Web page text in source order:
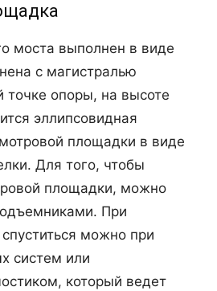
моста выполнен в виде
с магистралью
опоры, на высоте
эллипсовидная
площадки в виде
Для того, чтобы
площадки, можно
При
можно при
систем или
который ведет